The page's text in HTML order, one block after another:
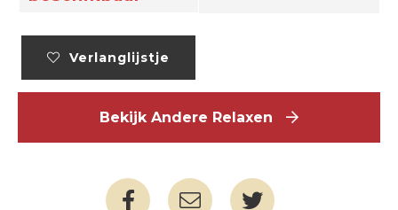
Verlanglijstje
Bekijk Andere Relaxen